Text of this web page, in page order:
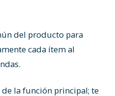
del producto para
cada ítem al
la función principal; te